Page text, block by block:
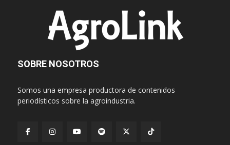
SOBRE NOSOTROS
Somos una empresa productora de contenidos
periodísticos sobre la agroindustria.